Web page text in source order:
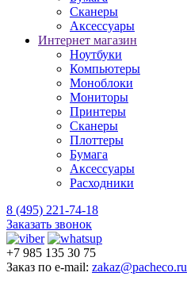
Сканеры
Аксессуары
Интернет магазин
Ноутбуки
Компьютеры
Моноблоки
Мониторы
Принтеры
Сканеры
Плоттеры
Бумага
Аксессуары
Расходники
8 (495) 221-74-18
Заказать звонок
+7 985 135 30 75
Заказ по e-mail: zakaz@pacheco.ru